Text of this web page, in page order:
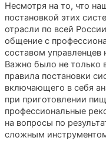
Несмотря на то, что
постановкой этих
отрасли по всей
общение с
составом
Важно было не только
правила постановки
включающего в себя
при приготовлении
профессиональные
на вопросы по
сложным